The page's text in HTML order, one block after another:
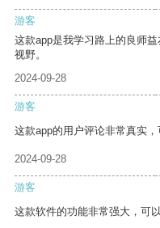
游客
这款app是我学习路上的良师
视野。
2024-09-28
游客
这款app的用户评论非常真实，
2024-09-28
游客
这款软件的功能非常强大，可